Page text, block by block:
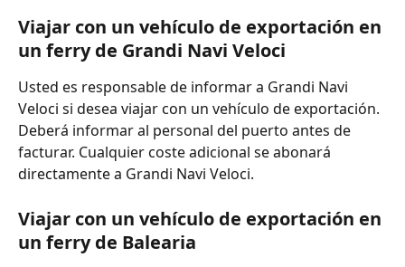
Viajar con un vehículo de exportación en
un ferry de Grandi Navi Veloci
Usted es responsable de informar a Grandi Navi
Veloci si desea viajar con un vehículo de exportación.
Deberá informar al personal del puerto antes de
facturar. Cualquier coste adicional se abonará
directamente a Grandi Navi Veloci.
Viajar con un vehículo de exportación en
un ferry de Balearia